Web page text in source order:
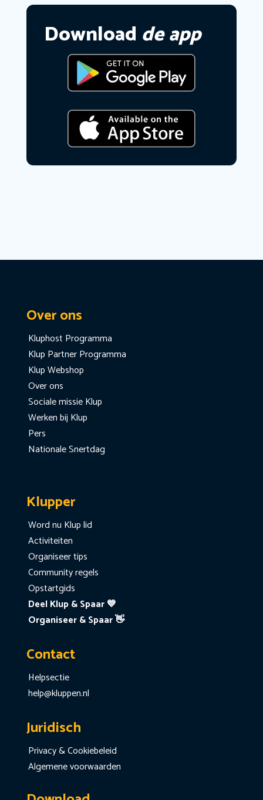
Download de app
Over ons
Kluphost Programma
Klup Partner Programma
Klup Webshop
Over ons
Sociale missie Klup
Werken bij Klup
Pers
Nationale Snertdag
Klupper
Word nu Klup lid
Activiteiten
Organiseer tips
Community regels
Opstartgids
Deel Klup & Spaar 💙
Organiseer & Spaar 👋
Contact
Helpsectie
help@kluppen.nl
Juridisch
Privacy & Cookiebeleid
Algemene voorwaarden